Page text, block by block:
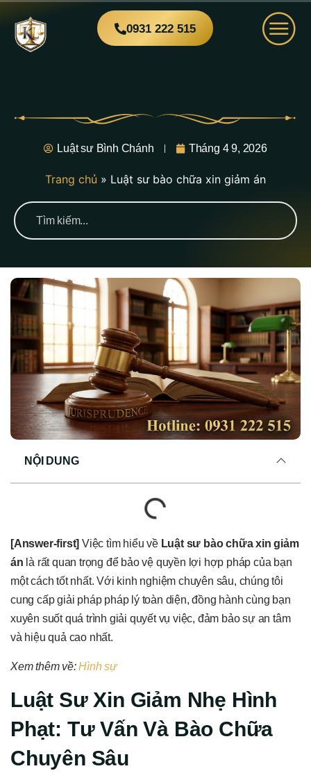
0931 222 515
Luật sư Bình Chánh Tháng 4 9, 2026
Trang chủ » Luật sư bào chữa xin giảm án
NỘI DUNG
[Answer-first] Việc tìm hiểu về Luật sư bào chữa xin giảm
án là rất quan trọng để bảo vệ quyền lợi hợp pháp của bạn
một cách tốt nhất. Với kinh nghiệm chuyên sâu, chúng tôi
cung cấp giải pháp pháp lý toàn diện, đồng hành cùng bạn
xuyên suốt quá trình giải quyết vụ việc, đảm bảo sự an tâm
và hiệu quả cao nhất.
Xem thêm về:Hình sự
Luật Sư Xin Giảm Nhẹ Hình
Phạt: Tư Vấn Và Bào Chữa
Chuyên Sâu